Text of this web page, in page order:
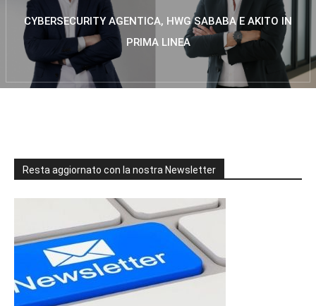
CYBERSECURITY AGENTICA, HWG SABABA E AKITO IN
PRIMA LINEA
Resta aggiornato con la nostra Newsletter